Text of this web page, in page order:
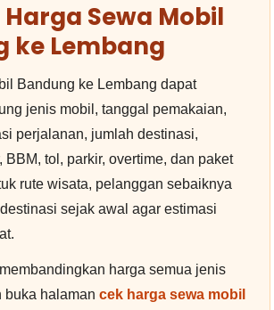
Sewa Mobil
ke Lembang
Bandung ke Lembang dapat
jenis mobil, tanggal pemakaian,
perjalanan, jumlah destinasi,
BBM, tol, parkir, overtime, dan paket
rute wisata, pelanggan sebaiknya
sejak awal agar estimasi
harga semua jenis
buka halamancek harga sewa mobil